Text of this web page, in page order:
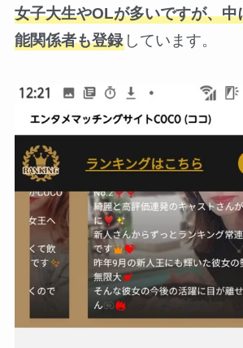
女子大生やOLが多いですが、中
能関係者も登録しています。